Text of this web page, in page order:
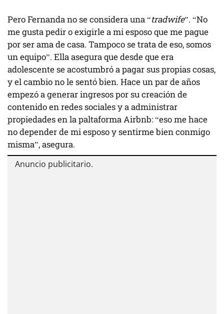
Pero Fernanda no se considera una “tradwife”. “No
me gusta pedir o exigirle a mi esposo que me pague
por ser ama de casa. Tampoco se trata de eso, somos
un equipo”. Ella asegura que desde que era
adolescente se acostumbró a pagar sus propias cosas,
y el cambio no le sentó bien. Hace un par de años
empezó a generar ingresos por su creación de
contenido en redes sociales y a administrar
propiedades en la paltaforma Airbnb: “eso me hace
no depender de mi esposo y sentirme bien conmigo
misma”, asegura.